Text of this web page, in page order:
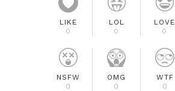
LIKE
0
LOL
0
LOVE
0
NSFW
0
OMG
0
WTF
0